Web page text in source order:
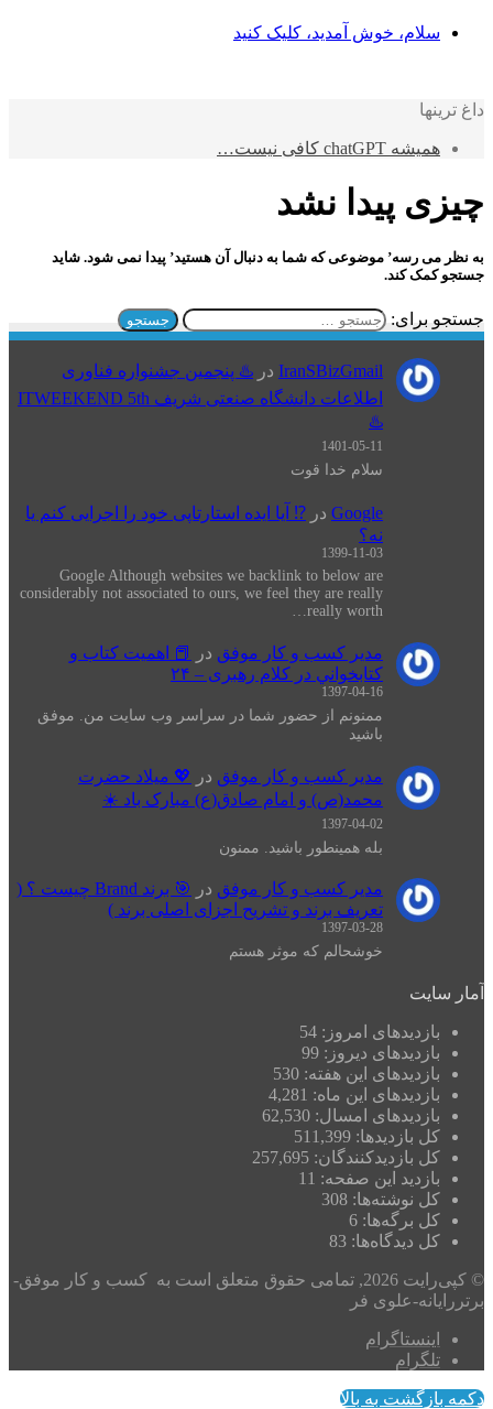
سلام، خوش آمدید، کلیک کنید
داغ ترینها
همیشه chatGPT کافی نیست…
چیزی پیدا نشد
به نظر می رسه’ موضوعی که شما به دنبال آن هستید’ پیدا نمی شود. شاید
جستجو کمک کند.
جستجو برای:
IranSBizGmail در ♨️ پنجمین جشنواره فناوری
اطلاعات دانشگاه صنعتی شریف ITWEEKEND 5th
♨️
1401-05-11
سلام خدا قوت
Google در ⁉️ آیا ایده استارتاپی خود را اجرایی کنم یا
نه؟
1399-11-03
Google Although websites we backlink to below are
considerably not associated to ours, we feel they are really
really worth…
مدیر کسب و کار موفق در
📕 اهميت كتاب و
كتابخواني در كلام رهبری – ۲۴
1397-04-16
ممنونم از حضور شما در سراسر وب سایت من. موفق
باشید
مدیر کسب و کار موفق در
💖 میلاد حضرت
محمد(ص) و امام صادق(ع) مبارک باد ☀️
1397-04-02
بله همینطور باشید. ممنون
مدیر کسب و کار موفق در
🎯 برند Brand چیست ؟ (
تعریف برند و تشریح اجزای اصلی برند )
1397-03-28
خوشحالم که موثر هستم
آمار سایت
بازدیدهای امروز: 54
بازدیدهای دیروز: 99
بازدیدهای این هفته: 530
بازدیدهای این ماه: 4,281
بازدیدهای امسال: 62,530
کل بازدیدها: 511,399
کل بازدیدکنند‌گان: 257,695
بازدید این صفحه: 11
کل نوشته‌ها: 308
کل برگه‌ها: 6
کل دیدگاه‌ها: 83
© کپی‌رایت 2026, تمامی حقوق متعلق است به کسب و کار موفق-
برتررایانه-علوی فر
اینستاگرام
تلگرام
دکمه بازگشت به بالا